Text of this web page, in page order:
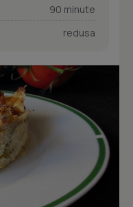
90 minute
redusa